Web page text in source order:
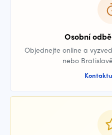
Osobní
Objednejte online a
nebo